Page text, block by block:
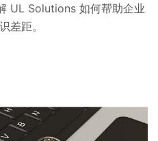
UL Solutions 如何帮助企业
差距。